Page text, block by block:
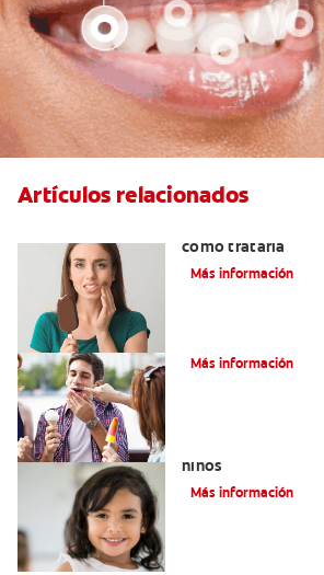
Artículos relacionados
cómo tratarla
Más información
Más información
niños
Más información